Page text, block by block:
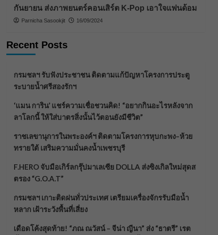
กันยายน ส่งภาพยนตร์คอนเสิร์ต K-Pop เอาใจแฟนด้อม
Parnicha Sasookjit 16/09/2024
Recent Posts
กรมชลฯ รับฟังประชาชน ติดตามแก้ปัญหาโครงการประตู
ระบายน้ำศรีสองรักฯ
‘แมน การิน’ แชร์ความเชื่อชวนคิด! “อยากกินอะไรหลังจาก
ลาโลกนี้ ให้ใส่บาตรสิ่งนั้นไว้ตอนยังมีชีวิต”
ราชเลขานุการในพระองค์ฯ ติดตามโครงการหุบกะพง–ห้วย
ทรายใต้ เสริมความมั่นคงน้ำเพชรบุรี
F.HERO จับมือเกิร์ลกรุ๊ปมาเลเซีย DOLLA ส่งซิงเกิลใหม่สุดส
ตรอง “G.O.A.T”
กรมชลฯ เกาะติดฝนทั่วประเทศ เตรียมเครื่องจักรรับมือน้ำ
หลาก เฝ้าระวังพื้นที่เสี่ยง
เดือดโค้งสุดท้าย! “ภณ ณวัสน์ – จีน่า ญีนา” ส่ง “ธาตรี” เรต